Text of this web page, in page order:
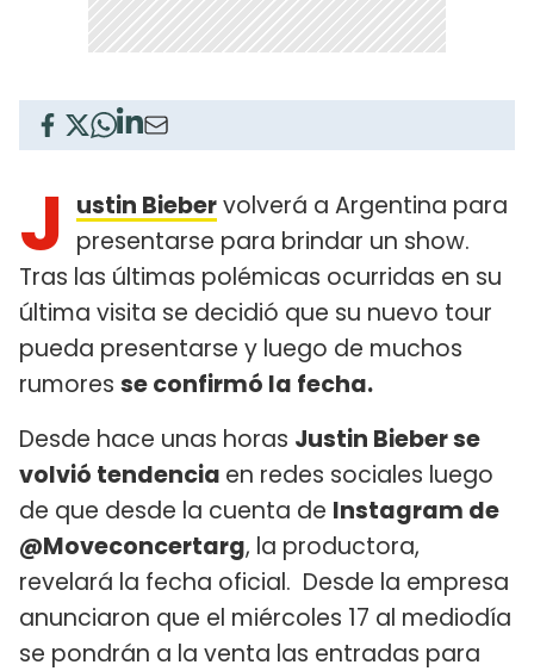
J ustin Biebervolverá a Argentina para
presentarse para brindar un show.
Tras las últimas polémicas ocurridas en su
última visita se decidió que su nuevo tour
pueda presentarse y luego de muchos
rumores se confirmó la fecha.
Desde hace unas horas Justin Bieber se
volvió tendencia en redes sociales luego
de que desde la cuenta de Instagram de
@Moveconcertarg, la productora,
revelará la fecha oficial. Desde la empresa
anunciaron que el miércoles 17 al mediodía
se pondrán a la venta las entradas para